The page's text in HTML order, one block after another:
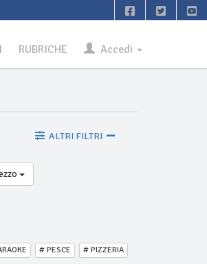
RUBRICHE Accedi
ALTRI FILTRI
# PESCE
# PIZZERIA